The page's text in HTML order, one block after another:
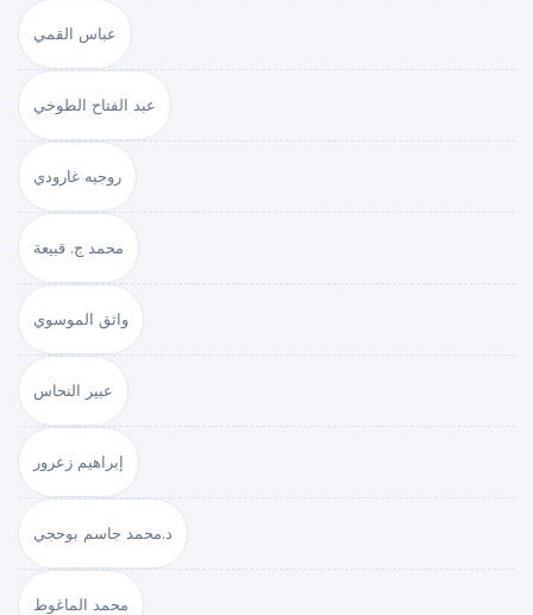
عباس القمي
عبد الفتاح الطوخي
روجيه غارودي
محمد ج. قبيعة
واثق الموسوي
عبير النحاس
إبراهيم زعرور
د.محمد جاسم بوحجي
محمد الماغوط